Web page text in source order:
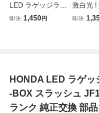
LED ラゲッジラン
プ ホンダ 純正交
RT5 RT6 RF5 RF
6 RF7
即決 1,450円
激白光 !
ホンダ
V タイ
即決
HONDA LED ラゲ
-BOX スラッシュ
ランク 純正交換 部